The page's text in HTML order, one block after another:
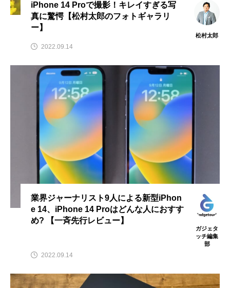
iPhone 14 Proで撮影！キレイすぎる写
真に驚愕【松村太郎のフォトギャラリ
ー】
松村太郎
2022.09.14
業界ジャーナリスト9人による新型iPhon
e 14、iPhone 14 Proはどんな人におすす
め? 【一斉先行レビュー】
ガジェタ
ッチ編集
部
2022.09.14